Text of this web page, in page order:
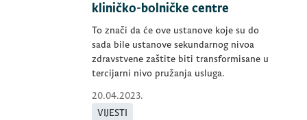
kliničko-bolničke centre
To znači da će ove ustanove koje su do
sada bile ustanove sekundarnog nivoa
zdravstvene zaštite biti transformisane u
tercijarni nivo pružanja usluga.
20.04.2023.
VIJESTI